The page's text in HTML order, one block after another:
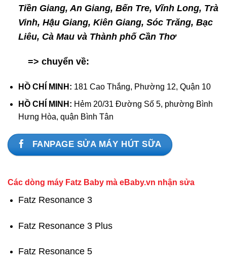
Tiền Giang, An Giang, Bến Tre, Vĩnh Long, Trà
Vinh, Hậu Giang, Kiên Giang, Sóc Trăng, Bạc
Liêu, Cà Mau và Thành phố Cần Thơ
=> chuyển về:
HỒ CHÍ MINH: 181 Cao Thắng, Phường 12, Quận 10
HỒ CHÍ MINH: Hẻm 20/31 Đường Số 5, phường Bình
Hưng Hòa, quận Bình Tân
FANPAGE SỬA MÁY HÚT SỮA
Các dòng máy Fatz Baby mà eBaby.vn nhận sửa
Fatz Resonance 3
Fatz Resonance 3 Plus
Fatz Resonance 5